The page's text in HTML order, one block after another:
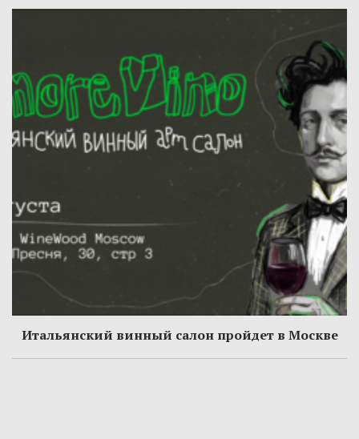
Итальянский винный салон пройдет в Москве